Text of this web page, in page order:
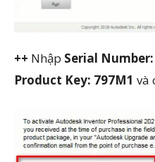
++ Nhập Serial
Product Key: 797M1 và